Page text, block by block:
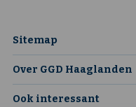
pagina
in
een
Sitemap
Over GGD Haaglanden
Ook interessant